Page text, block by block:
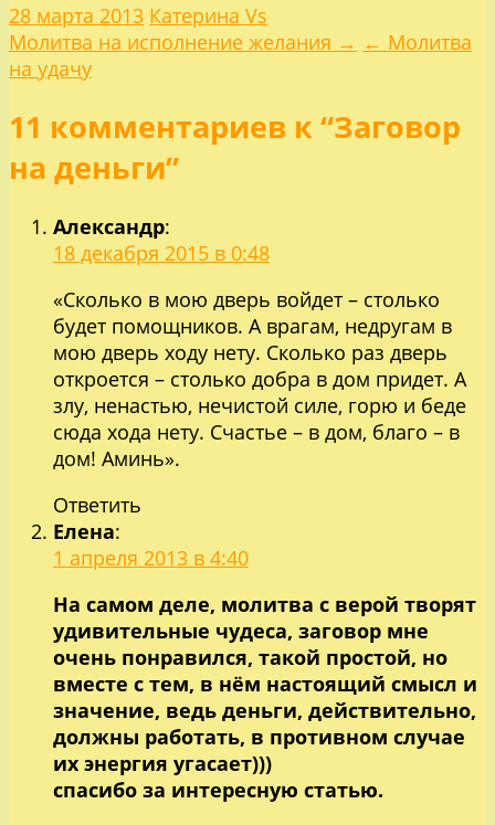
28 марта 2013 Катерина Vs
Навигация
по
записям
Молитва на исполнение желания → ← Молитва
на удачу
11 комментариев к “Заговор
на деньги”
Александр:
18 декабря 2015 в 0:48
«Сколько в мою дверь войдет – столько
будет помощников. А врагам, недругам в
мою дверь ходу нету. Сколько раз дверь
откроется – столько добра в дом придет. А
злу, ненастью, нечистой силе, горю и беде
сюда хода нету. Счастье – в дом, благо – в
дом! Аминь».
Ответить
Елена:
1 апреля 2013 в 4:40
На самом деле, молитва с верой творят
удивительные чудеса, заговор мне
очень понравился, такой простой, но
вместе с тем, в нём настоящий смысл и
значение, ведь деньги, действительно,
должны работать, в противном случае
их энергия угасает)))
спасибо за интересную статью.